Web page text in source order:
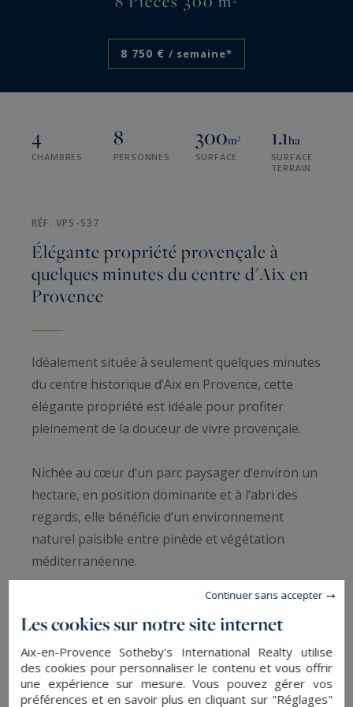
8 750 € / semaine*
4
CHAMBRES
8
PERSONNES
300m²
SURFACE
1.1ha
SURFACE
TERRAIN
RÉF. VP5-537
Élégante propriété provençale à
quelques minutes du centre d'Aix en
Provence
Idéalement située à seulement quelques minutes
du centre historique d’Aix en Provence, cette
élégante propriété est idéale pour profiter
pleinement de la douceur de vivre provençale.
Nichée au cœur d’un parc paysager d’environ un
hectare, en position dominante et à l’abri des
regards, elle bénéficie d’un environnement
naturel paisible entre pinède et végétation
méditerranéenne.
La maison offre une atmosphère chaleureuse et
relaxante, parfaite pour des vacances en
Provence en famille ou entre amis, à l’ombre des
majestueux platanes ou au bord de la superbe
piscine.
Les cookies sur notre site internet
Aix-en-Provence Sotheby's International Realty utilise
des cookies pour personnaliser le contenu et vous offrir
une expérience sur mesure. Vous pouvez gérer vos
préférences et en savoir plus en cliquant sur "Réglages"
Continuer sans accepter